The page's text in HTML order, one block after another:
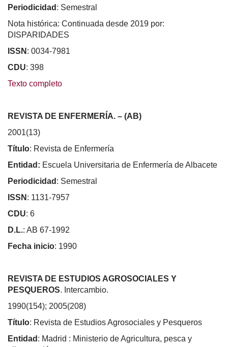
Periodicidad : Semestral
Nota histórica: Continuada desde 2019 por:
DISPARIDADES
ISSN : 0034-7981
CDU: 398
Texto completo
REVISTA DE ENFERMERÍA. – (AB)
2001(13)
Título: Revista de Enfermería
Entidad: Escuela Universitaria de Enfermería de Albacete
Periodicidad : Semestral
ISSN : 1131-7957
CDU: 6
D.L.: AB 67-1992
Fecha inicio: 1990
REVISTA DE ESTUDIOS AGROSOCIALES Y
PESQUEROS. Intercambio.
1990(154); 2005(208)
Título: Revista de Estudios Agrosociales y Pesqueros
Entidad : Madrid : Ministerio de Agricultura, pesca y